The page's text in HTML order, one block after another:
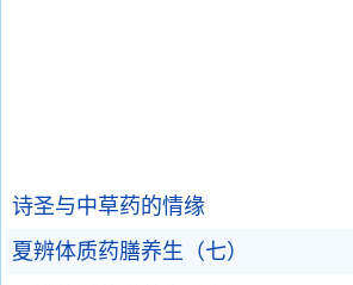
诗圣与中草药的情缘
夏辨体质药膳养生（七）